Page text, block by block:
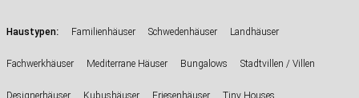
Haustypen: Familienhäuser Schwedenhäuser Landhäuser
Fachwerkhäuser Mediterrane Häuser Bungalows Stadtvillen / Villen
Designerhäuser Kubushäuser Friesenhäuser Tiny Houses